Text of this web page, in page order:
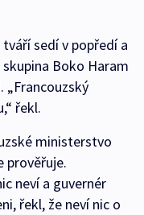
sedí v popředí a
Boko Haram
„Francouzský
řekl.
ministerstvo
prověřuje.
neví a guvernér
řekl, že neví nic o